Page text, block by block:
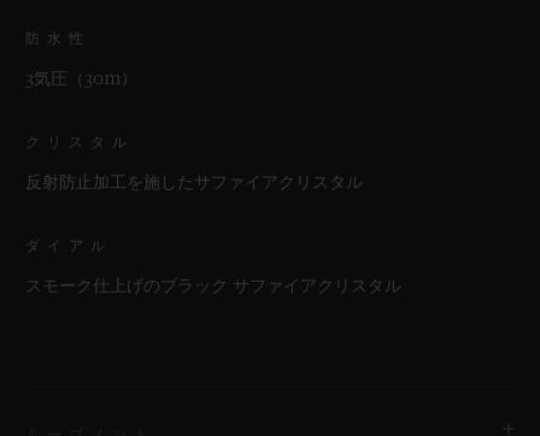
防水性
3気圧（30m）
クリスタル
反射防止加工を施したサファイアクリスタル
ダイアル
スモーク仕上げのブラック サファイアクリスタル